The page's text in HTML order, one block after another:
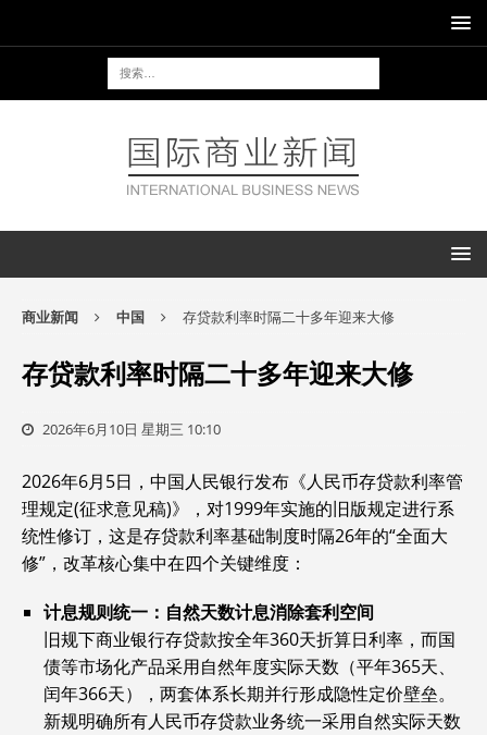
商业新闻 中国 存贷款利率时隔二十多年迎来大修
存贷款利率时隔二十多年迎来大修
2026年6月10日 星期三 10:10
2026年6月5日，中国人民银行发布《人民币存贷款利率管
理规定(征求意见稿)》，对1999年实施的旧版规定进行系
统性修订，这是存贷款利率基础制度时隔26年的“全面大
修”，改革核心集中在四个关键维度：
计息规则统一：自然天数计息消除套利空间
旧规下商业银行存贷款按全年360天折算日利率，而国
债等市场化产品采用自然年度实际天数（平年365天、
闰年366天），两套体系长期并行形成隐性定价壁垒。
新规明确所有人民币存贷款业务统一采用自然实际天数